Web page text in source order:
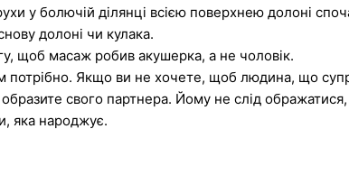
у болючій ділянці всією поверхнею долоні
долоні чи кулака.
щоб масаж робив акушерка, а не чоловік.
потрібно. Якщо ви не хочете, щоб людина, що
свого партнера. Йому не слід
яка народжує.